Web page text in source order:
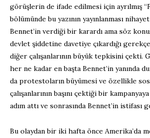
görüşlerin de ifade edilmesi için ayrılmış
bölümünde bu yazının yayınlanması
Bennet’in verdiği bir karardı ama söz
devlet şiddetine davetiye çıkardığı
diğer çalışanlarının büyük tepkisini çekti.
her ne kadar en başta Bennet’in yanında
da protestoların büyümesi ve özellikle
çalışanlarının başını çektiği bir
adım attı ve sonrasında Bennet’in istifası
Bu olaydan bir iki hafta önce Amerika’da